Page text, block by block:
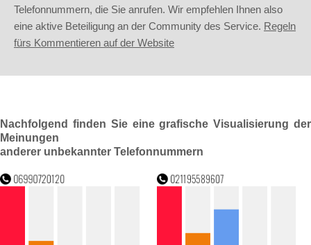
Telefonnummern, die Sie anrufen. Wir empfehlen Ihnen also
eine aktive Beteiligung an der Community des Service. Regeln
fürs Kommentieren auf der Website
Nachfolgend finden Sie eine grafische Visualisierung der
Meinungen
anderer unbekannter Telefonnummern